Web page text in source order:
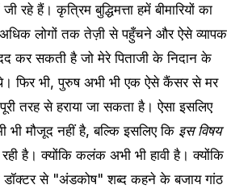
रहे हैं। कृत्रिम बुद्धिमत्ता हमें बीमारियों का
अधिक लोगों तक तेज़ी से पहुँचने और ऐसे व्यापक
कर सकती है जो मेरे पिताजी के निदान के
फिर भी, पुरुष अभी भी एक ऐसे कैंसर से मर
तरह से हराया जा सकता है। ऐसा इसलिए
भी मौजूद नहीं है, बल्कि इसलिए कि इस विषय
रही है। क्योंकि कलंक अभी भी हावी है। क्योंकि
से "अंडकोष" शब्द कहने के बजाय गांठ